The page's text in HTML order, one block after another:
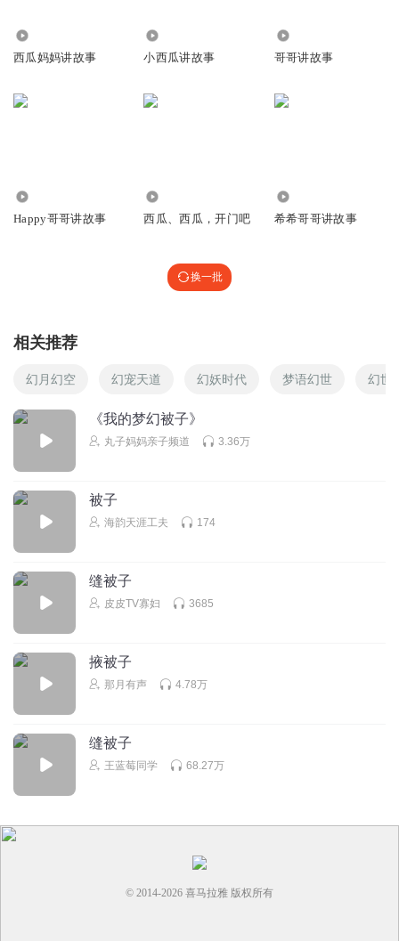
草泥蛇
西瓜妈妈讲故事 小西瓜讲故事 哥哥讲故事
Happy哥哥讲故事 西瓜、西瓜，开门吧 希希哥哥讲故事
换一批
相关推荐
幻月幻空 幻宠天道 幻妖时代 梦语幻世 幻世
《我的梦幻被子》
丸子妈妈亲子频道 3.36万
被子
海韵天涯工夫 174
缝被子
皮皮TV寡妇 3685
掖被子
那月有声 4.78万
缝被子
王蓝莓同学 68.27万
© 2014-2026 喜马拉雅 版权所有